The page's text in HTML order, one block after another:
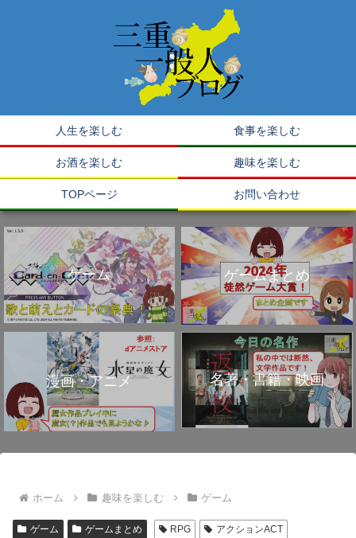
人生を楽しむ 食事を楽しむ
お酒を楽しむ 趣味を楽しむ
TOPページ お問い合わせ
ゲーム ゲームまとめ
漫画・アニメ 名著・書籍・映画
ホーム 趣味を楽しむ ゲーム
ゲーム ゲームまとめ RPG
アクションACT